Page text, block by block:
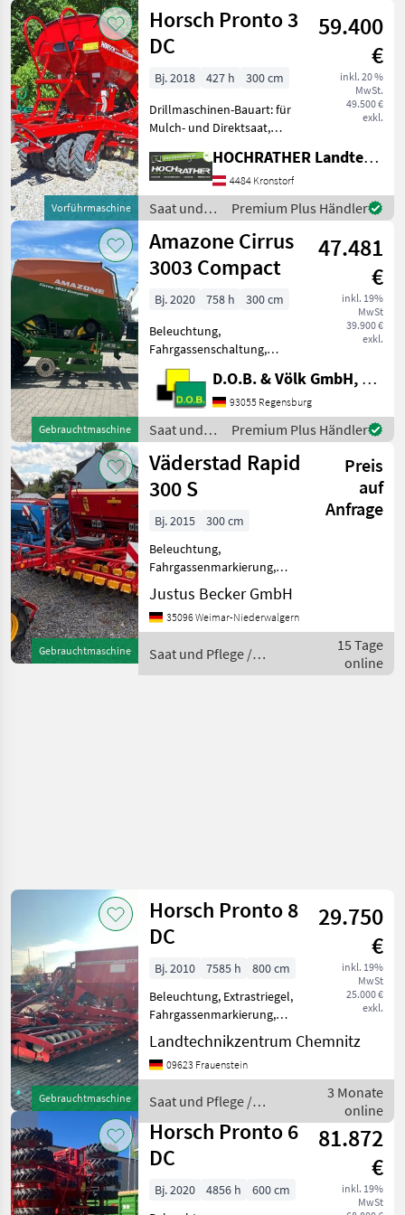
Ausstattung: - Is
Horsch
Vorführmaschine
Horsch Pronto 3
DC
59.400
€
inkl. 20 %
MwSt.
49.500 €
exkl.
Bj. 2018 427 h
300 cm
Drillmaschinen-Bauart: für
Mulch- und Direktsaat,
Zweischeibenschare,
Extrastriegel,
Fahrgassenschaltung,
Fahrwerk, Spuranreisser,
Spurlockerer,
Zwischenreifenp
HOCHRATHER Landtechnik GmbH
4484 Kronstorf
Saat und
Pflege /
Horsch
Premium Plus Händler
Gebrauchtmaschine
Amazone Cirrus
3003 Compact
47.481
€
inkl. 19%
MwSt
39.900 €
exkl.
Bj. 2020 758 h
300 cm
Beleuchtung,
Fahrgassenschaltung,
Fahrwerk, Spuranreisser,
Zweischeibenschare,
Zwischenreifenpacker
Direktsaatmaschine
Minimum TillDisc Matrix
Bereifung Reihenabstand
16,
D.O.B. & Völk GmbH, Filiale Regensburg
93055 Regensburg
Saat und
Pflege /
Amazone
Premium Plus Händler
Gebrauchtmaschine
Väderstad Rapid
300 S
Preis
auf
Anfrage
Bj. 2015
300 cm
Beleuchtung,
Fahrgassenmarkierung,
Fahrgassenschaltung,
Fahrwerk, Spuranreisser,
Vorauflaufmarkierung,
Baujahr 2015, -
Spuranzeiger - elektr. Saatm
Justus Becker GmbH
35096 Weimar-Niederwalgern
Saat und Pflege /
Väderstad
15 Tage
online
Gebrauchtmaschine
Horsch Pronto 8
DC
29.750
€
inkl. 19%
MwSt
25.000 €
exkl.
Bj. 2010 7585 h
800 cm
Beleuchtung, Extrastriegel,
Fahrgassenmarkierung,
Spuranreisser, Spurlockerer,
Vorauflaufmarkierung,
Zwischenreifenpacker
2010 30.200 Hektar Un
Landtechnikzentrum Chemnitz
09623 Frauenstein
Saat und Pflege /
Horsch
3 Monate
online
Horsch Pronto 6
DC
81.872
€
inkl. 19%
MwSt
Bj. 2020 4856 h
600 cm